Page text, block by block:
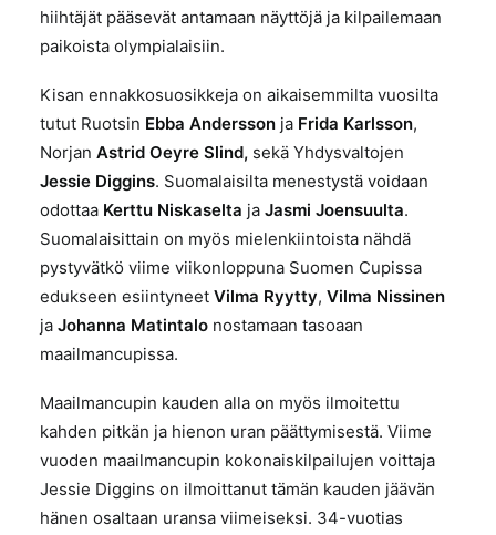
hiihtäjät pääsevät antamaan näyttöjä ja kilpailemaan
paikoista olympialaisiin.
Kisan ennakkosuosikkeja on aikaisemmilta vuosilta
tutut Ruotsin Ebba Andersson ja Frida Karlsson,
Norjan Astrid Oeyre Slind, sekä Yhdysvaltojen
Jessie Diggins. Suomalaisilta menestystä voidaan
odottaa Kerttu Niskaselta ja Jasmi Joensuulta.
Suomalaisittain on myös mielenkiintoista nähdä
pystyvätkö viime viikonloppuna Suomen Cupissa
edukseen esiintyneet Vilma Ryytty, Vilma Nissinen
ja Johanna Matintalo nostamaan tasoaan
maailmancupissa.
Maailmancupin kauden alla on myös ilmoitettu
kahden pitkän ja hienon uran päättymisestä. Viime
vuoden maailmancupin kokonaiskilpailujen voittaja
Jessie Diggins on ilmoittanut tämän kauden jäävän
hänen osaltaan uransa viimeiseksi. 34-vuotias